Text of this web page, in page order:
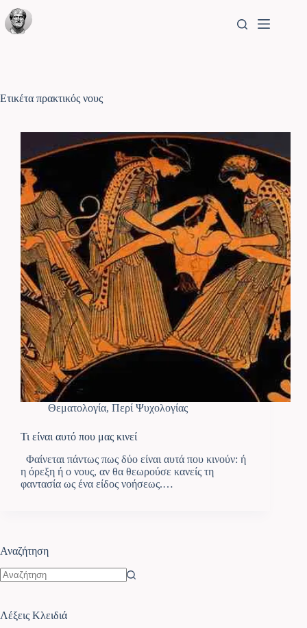
Ετικέτα πρακτικός νους
Θεματολογία, Περί Ψυχολογίας
Τι είναι αυτό που μας κινεί
Φαίνεται πάντως πως δύο είναι αυτά που κινούν: ή
η όρεξη ή ο νους, αν θα θεωρούσε κανείς τη
φαντασία ως ένα είδος νοήσεως.…
Αναζήτηση
Λέξεις Κλειδιά